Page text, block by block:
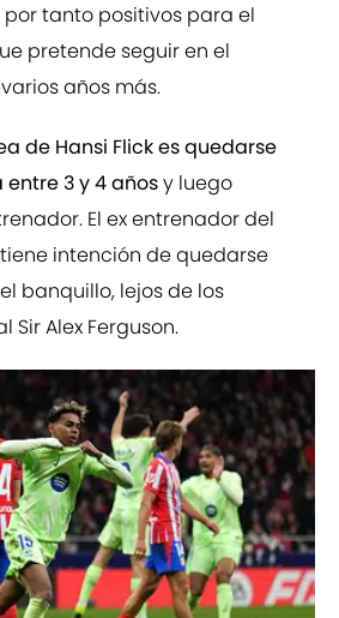
por tanto positivos para el
pretende seguir en el
años más.
de Hansi Flick es quedarse
entre 3 y 4 añosy luego
El ex entrenador del
intención de quedarse
banquillo, lejos de los
Sir Alex Ferguson.